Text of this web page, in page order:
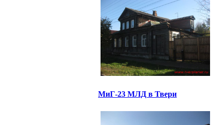
МиГ-23 МЛД в Твери